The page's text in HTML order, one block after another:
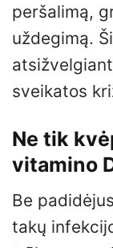
peršalimą,
uždegimą.
sveikatos
Ne tik
vitamino
Be
takų